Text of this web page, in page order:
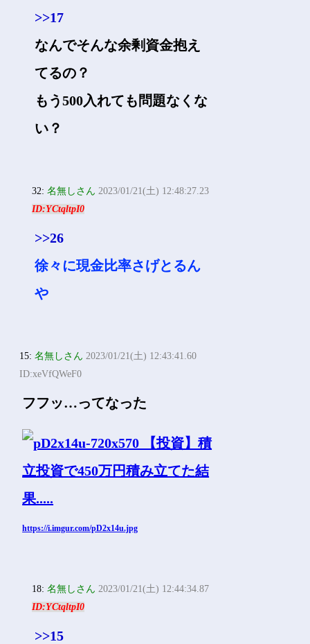
>>17
なんでそんな余剰資金抱え
てるの？
もう500入れても問題なくな
い？
32:名無しさん 2023/01/21(土) 12:48:27.23
ID:YCtqltpI0
>>26
徐々に現金比率さげとるん
や
15:名無しさん 2023/01/21(土) 12:43:41.60
ID:xeVfQWeF0
フフッ…ってなった
https://i.imgur.com/pD2x14u.jpg
18:名無しさん 2023/01/21(土) 12:44:34.87
ID:YCtqltpI0
>>15